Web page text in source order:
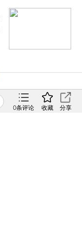
0条评论 收藏 分享